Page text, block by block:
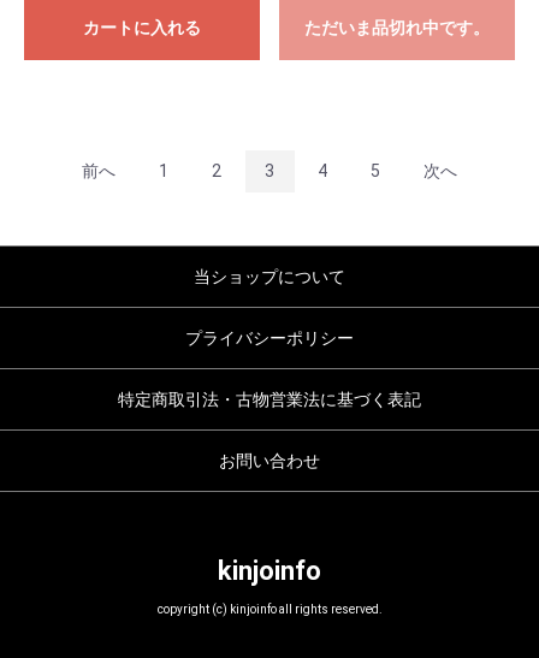
カートに入れる ただいま品切れ中です。
前へ 1 2 3 4 5 次へ
当ショップについて
プライバシーポリシー
特定商取引法・古物営業法に基づく表記
お問い合わせ
kinjoinfo
copyright (c) kinjoinfo all rights reserved.